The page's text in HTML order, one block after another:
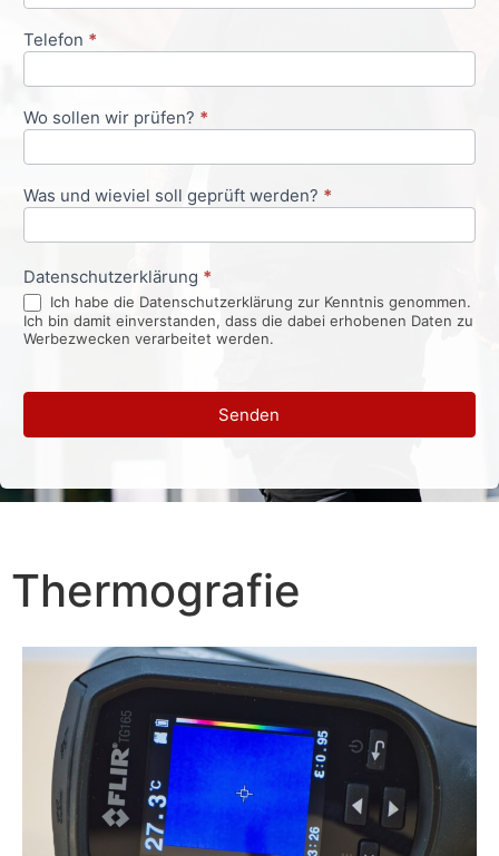
Telefon *
Wo sollen wir prüfen? *
Was und wieviel soll geprüft werden? *
Datenschutzerklärung *
Ich habe die Datenschutzerklärung zur Kenntnis genommen.
Ich bin damit einverstanden, dass die dabei erhobenen Daten zu
Werbezwecken verarbeitet werden.
Senden
Thermografie